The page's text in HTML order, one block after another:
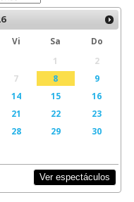
Vi Sa
Do
1
2
7 8
9
14 15
16
21 22
23
28 29
30
Ver espectáculos